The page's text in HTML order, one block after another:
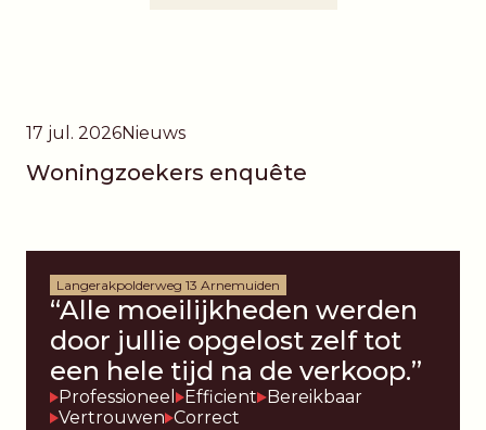
17 jul. 2026Nieuws
Woningzoekers enquête
Langerakpolderweg 13 Arnemuiden
“Alle moeilijkheden werden
door jullie opgelost zelf tot
een hele tijd na de verkoop.”
Professioneel Efficient Bereikbaar
Vertrouwen Correct